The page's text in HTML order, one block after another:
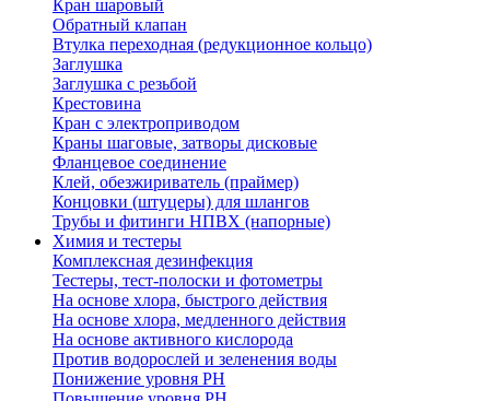
Кран шаровый
Обратный клапан
Втулка переходная (редукционное кольцо)
Заглушка
Заглушка с резьбой
Крестовина
Кран с электроприводом
Краны шаговые, затворы дисковые
Фланцевое соединение
Клей, обезжириватель (праймер)
Концовки (штуцеры) для шлангов
Трубы и фитинги НПВХ (напорные)
Химия и тестеры
Комплексная дезинфекция
Тестеры, тест-полоски и фотометры
На основе хлора, быстрого действия
На основе хлора, медленного действия
На основе активного кислорода
Против водорослей и зеленения воды
Понижение уровня РН